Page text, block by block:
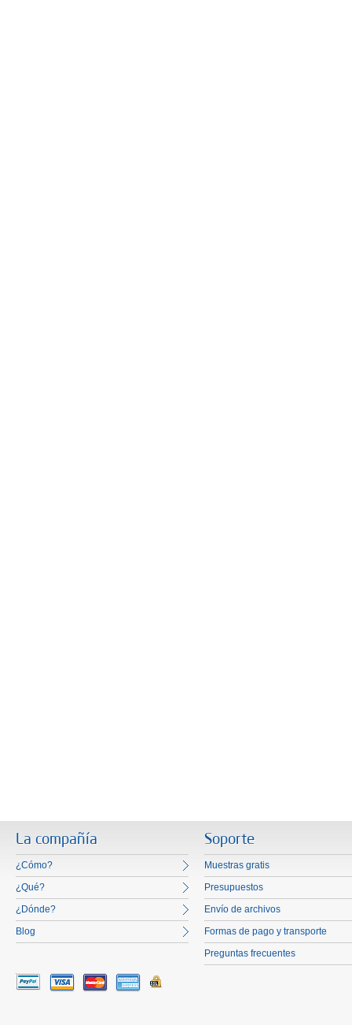
La compañía
¿Cómo?
¿Qué?
¿Dónde?
Blog
Soporte
Muestras gratis
Presupuestos
Envío de archivos
Formas de pago y transporte
Preguntas frecuentes